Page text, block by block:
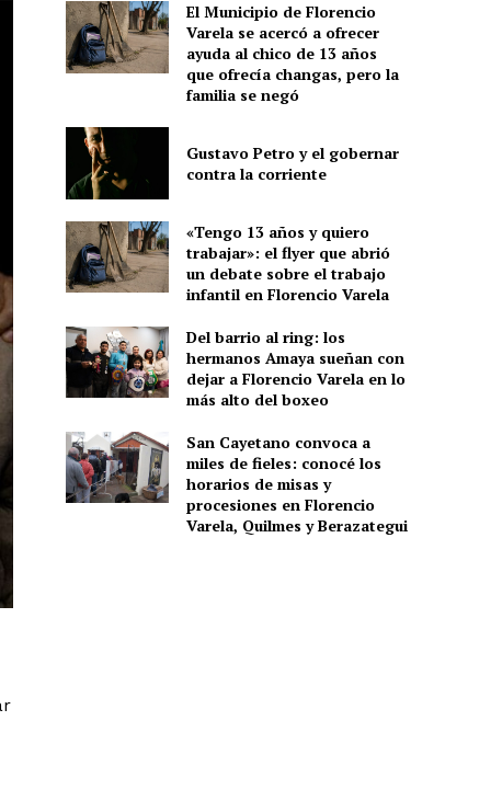
El Municipio de Florencio
Varela se acercó a ofrecer
ayuda al chico de 13 años
que ofrecía changas, pero la
familia se negó
Gustavo Petro y el gobernar
contra la corriente
«Tengo 13 años y quiero
trabajar»: el flyer que abrió
un debate sobre el trabajo
infantil en Florencio Varela
Del barrio al ring: los
hermanos Amaya sueñan con
dejar a Florencio Varela en lo
más alto del boxeo
San Cayetano convoca a
miles de fieles: conocé los
horarios de misas y
procesiones en Florencio
Varela, Quilmes y Berazategui